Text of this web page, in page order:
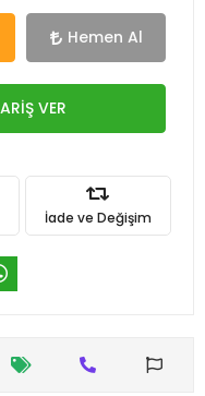
Hemen Al
VER
İade ve Değişim